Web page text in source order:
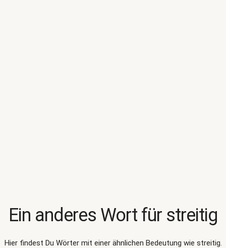
Ein anderes Wort für streitig
Hier findest Du Wörter mit einer ähnlichen Bedeutung wie streitig.